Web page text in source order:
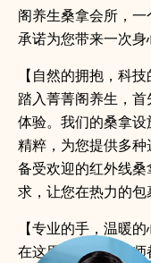
阁养生桑拿会所，
承诺为您带来一次身
【自然的拥抱，科技
踏入菁菁阁养生，
体验。我们的桑拿
精粹，为您提供多
备受欢迎的红外线
求，让您在热力的包
【专业的手，温暖的
在这里，每一位技